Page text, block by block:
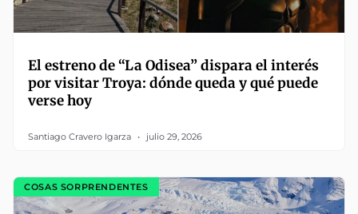
El estreno de “La Odisea” dispara el interés
por visitar Troya: dónde queda y qué puede
verse hoy
Santiago Cravero Igarza julio 29, 2026
COSAS SORPRENDENTES